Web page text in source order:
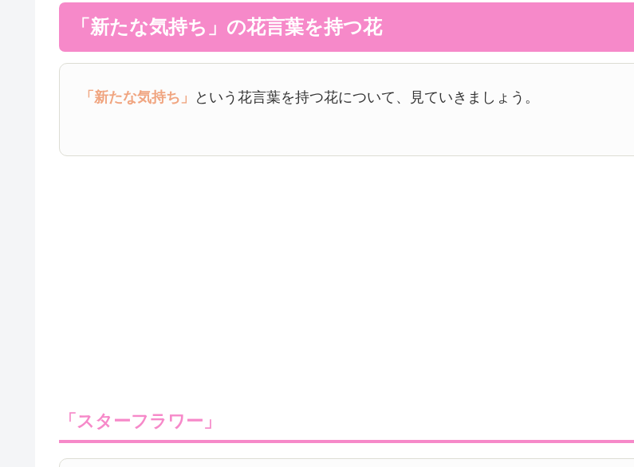
「新たな気持ち」の花言葉を持つ花
「新たな気持ち」 という花言葉を持つ花について、見ていきましょう。
「スターフラワー」